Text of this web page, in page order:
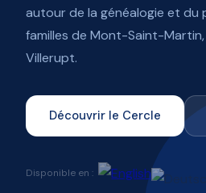
autour de la généalogie et du
familles de Mont-Saint-
Villerupt.
Découvrir le Cercle
Disponible en :